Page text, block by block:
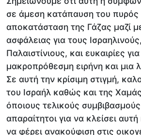
σε άμεση κατάπαυση του πυρός
αποκατάσταση της Γάζας μαζί
ασφάλειας για τους
Παλαιστίνιους, και ευκαιρίες
μακροπρόθεσμη ειρήνη και μια
Σε αυτή την κρίσιμη στιγμή,
του Ισραήλ καθώς και της
όποιους τελικούς συμβιβασμούς
απαραίτητοι για να κλείσει
να φέρει ανακούφιση στις